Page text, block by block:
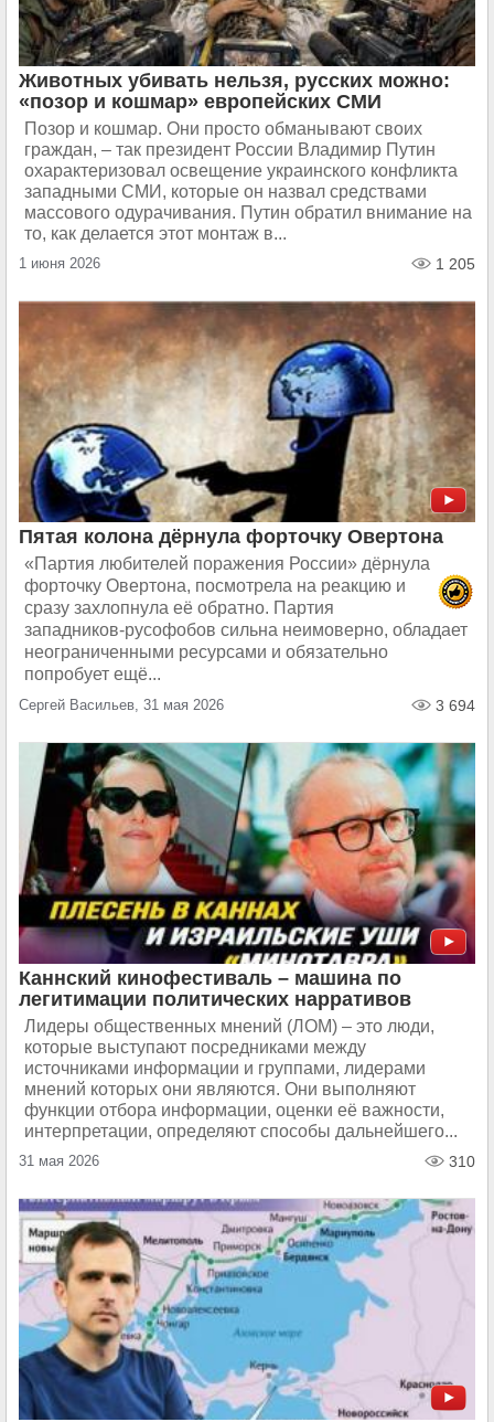
Животных убивать нельзя, русских можно:
«позор и кошмар» европейских СМИ
Позор и кошмар. Они просто обманывают своих
граждан, – так президент России Владимир Путин
охарактеризовал освещение украинского конфликта
западными СМИ, которые он назвал средствами
массового одурачивания. Путин обратил внимание на
то, как делается этот монтаж в...
1 июня 2026 1 205
Пятая колона дёрнула форточку Овертона
«Партия любителей поражения России» дёрнула
форточку Овертона, посмотрела на реакцию и
сразу захлопнула её обратно. Партия
западников-русофобов сильна неимоверно, обладает
неограниченными ресурсами и обязательно
попробует ещё...
Сергей Васильев, 31 мая 2026 3 694
Каннский кинофестиваль – машина по
легитимации политических нарративов
Лидеры общественных мнений (ЛОМ) – это люди,
которые выступают посредниками между
источниками информации и группами, лидерами
мнений которых они являются. Они выполняют
функции отбора информации, оценки её важности,
интерпретации, определяют способы дальнейшего...
31 мая 2026 310